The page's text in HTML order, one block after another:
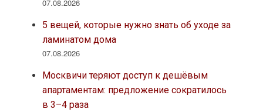
07.08.2026
5 вещей, которые нужно знать об уходе за
ламинатом дома
07.08.2026
Москвичи теряют доступ к дешёвым
апартаментам: предложение сократилось
в 3–4 раза